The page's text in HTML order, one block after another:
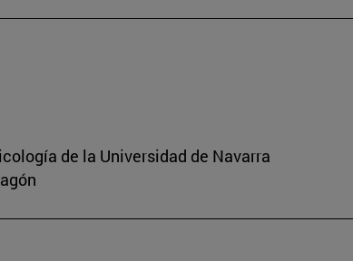
de la Universidad de Navarra